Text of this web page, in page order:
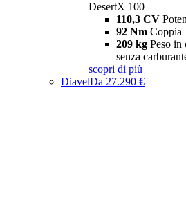
DesertX 100
110,3 CV
92 Nm Coppia
209 kg Peso in
senza
scopri di più
DiavelDa 27.290 €